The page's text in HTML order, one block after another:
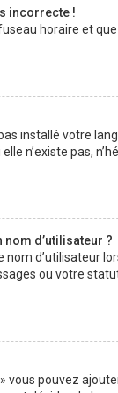
incorrecte !
horaire et
installé votre
n’existe pas,
d’utilisateur ?
d’utilisateur
ou votre
vous pouvez